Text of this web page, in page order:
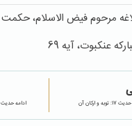
مرحوم فیض الاسلام، حکمت 409
عنکبوت، آیه 69
و ارکان آن ادامه حدیث 17: شروط و ارکان توبه